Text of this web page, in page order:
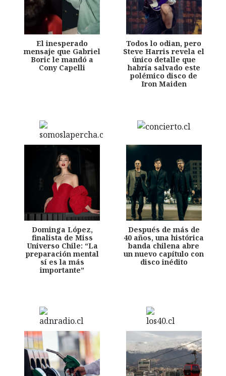
El inesperado
mensaje que Gabriel
Boric le mandó a
Cony Capelli
Todos lo odian, pero
Steve Harris revela el
único detalle que
habría salvado este
polémico disco de
Iron Maiden
Dominga López,
finalista de Miss
Universo Chile: “La
preparación mental
sí es la más
importante”
Después de más de
40 años, una histórica
banda chilena abre
un nuevo capítulo con
disco inédito